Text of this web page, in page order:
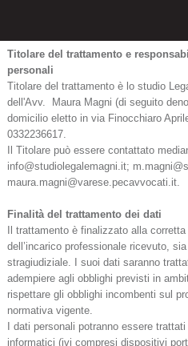
Titolare del trattamento e
personali
Titolare del trattamento è lo studio
dell'Avv. Maura Magni (di seguito
domicilio eletto in via Finocchiaro
0332236617.
Il Titolare può essere contattato
info@studiolegalemagni.it;
maura.magni@varese.pecavvocati.it.
Finalità del trattamento dei dati
Il trattamento è finalizzato alla
dell’incarico professionale ricevuto,
stragiudiziale. I suoi dati saranno
adempiere agli obblighi previsti in
rispettare gli obblighi incombenti sul
normativa vigente.
I dati personali potranno essere
informatici (ivi compresi dispositivi